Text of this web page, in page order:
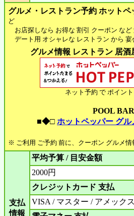
グルメ・レストラン予約 ホットペ
ど
お店探しなら お得な 割引 クーポン な
デート用 オシャレな レストラン から
グルメ情報 レストラン 居
ネット予約 で ポイン
POOL
■◆□ ホットペッパー グ
※ ご利用 ご予約 前に、クーポン グルメ
支払
情報
平均予算 / 目安金額
2000円
クレジットカード 支払
VISA / マスター / アメック